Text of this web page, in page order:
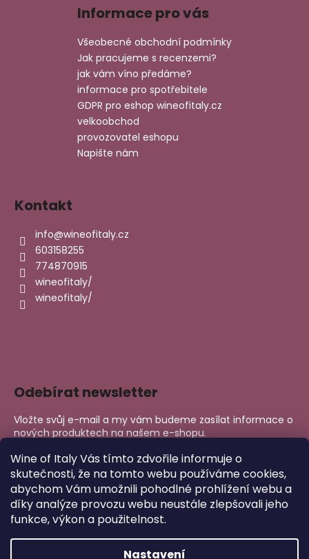
Wine of Italy Vás tímto zdvořile informuje o
skutečnosti, že na tomto webu používáme cookies,
abychom Vám umožnili pohodlné prohlížení webu a
díky analýze provozu webu neustále zlepšovali jeho
funkce, výkon a použitelnost.
Nastavení
Informace pro vás
Všeobecné obchodní podmínky
Jak pracujeme s recenzemi?
jak vám víno předáme?
informace pro spotřebitele
GDPR pro eshop wineofitaly.cz
velkoobchod
provozovatel eshopu
Napište nám
Kontakt
info@wineofitaly.cz
603158255
774870915
wineofitaly/
wineofitaly/
Odebírat newsletter
Vložte svůj e-mail a my vám budeme zasílat informace o
nových produktech na našem e-shopu.
E-mail
PŘIHLÁSIT SE
Wine of Italy. Všechna práva vyhrazena.